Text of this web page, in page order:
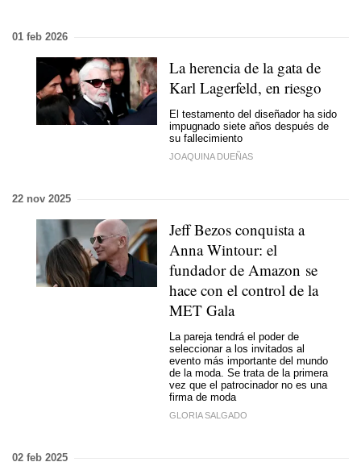
01 feb 2026
La herencia de la gata de
Karl Lagerfeld, en riesgo
El testamento del diseñador ha sido
impugnado siete años después de
su fallecimiento
JOAQUINA DUEÑAS
22 nov 2025
Jeff Bezos conquista a
Anna Wintour: el
fundador de Amazon se
hace con el control de la
MET Gala
La pareja tendrá el poder de
seleccionar a los invitados al
evento más importante del mundo
de la moda. Se trata de la primera
vez que el patrocinador no es una
firma de moda
GLORIA SALGADO
02 feb 2025